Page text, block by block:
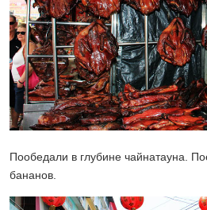
Пообедали в глубине чайнатауна.
бананов.